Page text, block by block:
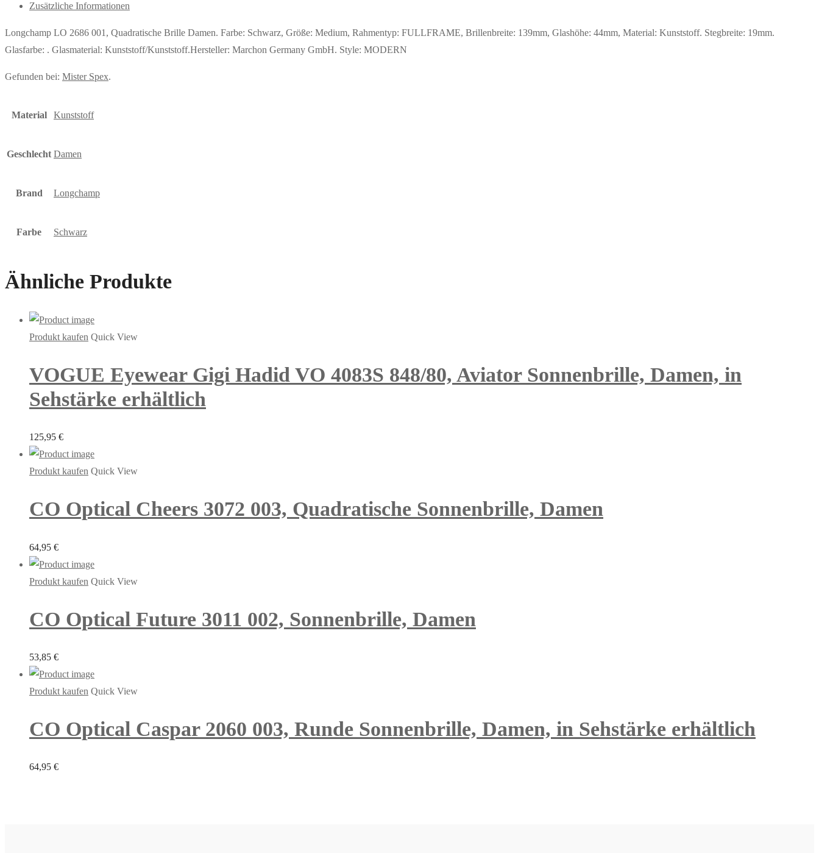
Zusätzliche Informationen
Longchamp LO 2686 001, Quadratische Brille Damen. Farbe: Schwarz, Größe: Medium, Rahmentyp: FULLFRAME, Brillenbreite: 139mm, Glashöhe: 44mm, Material: Kunststoff. Stegbreite: 19mm.
Glasfarbe: . Glasmaterial: Kunststoff/Kunststoff.Hersteller: Marchon Germany GmbH. Style: MODERN
Gefunden bei: Mister Spex.
Material Kunststoff
Geschlecht Damen
Brand Longchamp
Farbe Schwarz
Ähnliche Produkte
Produkt kaufen Quick View
VOGUE Eyewear Gigi Hadid VO 4083S 848/80, Aviator Sonnenbrille, Damen, in
Sehstärke erhältlich
125,95 €
Produkt kaufen Quick View
CO Optical Cheers 3072 003, Quadratische Sonnenbrille, Damen
64,95 €
Produkt kaufen Quick View
CO Optical Future 3011 002, Sonnenbrille, Damen
53,85 €
Produkt kaufen Quick View
CO Optical Caspar 2060 003, Runde Sonnenbrille, Damen, in Sehstärke erhältlich
64,95 €